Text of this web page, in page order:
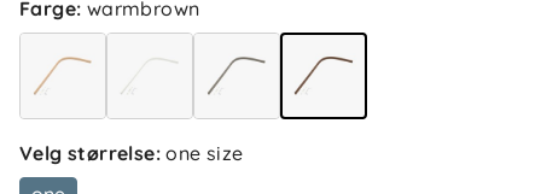
Farge: warmbrown
Velg størrelse:one size